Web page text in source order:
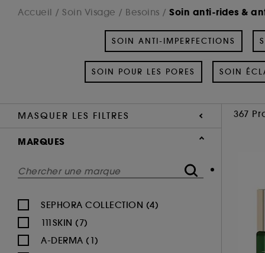
Accueil Soin Visage Besoins Soin anti-rides &
SOIN ANTI-IMPERFECTIONS
SOIN POUR LES PORES SOIN
MASQUER LES FILTRES 367
MARQUES
SEPHORA COLLECTION (4)
111SKIN (7)
A-DERMA (1)